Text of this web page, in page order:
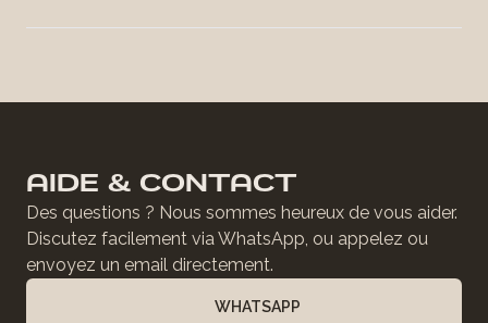
AIDE & CONTACT
Des questions ? Nous sommes heureux de vous aider.
Discutez facilement via WhatsApp, ou appelez ou
envoyez un email directement.
WHATSAPP